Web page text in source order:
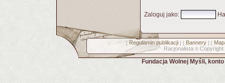
Zaloguj jako:
[ Regulamin publikacji] [ Bannery] [
Racjonalista © Copyright
Fundacja Wolnej Myśli,